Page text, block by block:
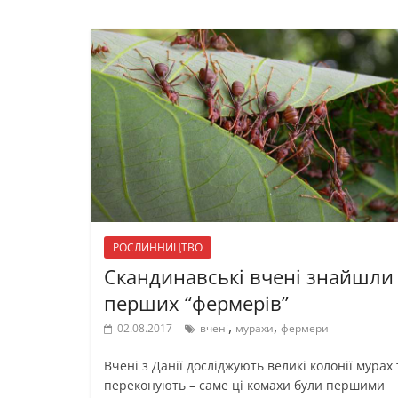
РОСЛИННИЦТВО
Скандинавські вчені знайшли
перших “фермерів”
02.08.2017 вчені, мурахи, фермери
Вчені з Данії досліджують великі колонії мурах
переконують – саме ці комахи були першими